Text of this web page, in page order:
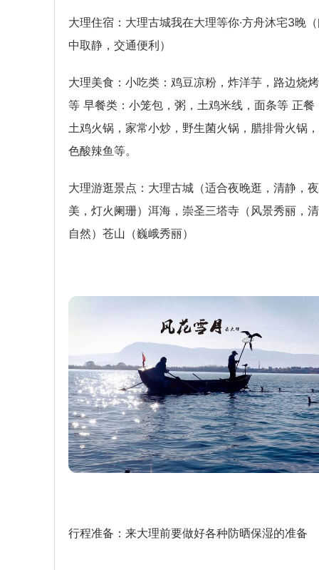
大理住宿：大理古城我在大理等你·方舟沐宅3晚
中取静，交通便利）
大理美食：小吃类：鸡豆凉粉，炸洋芋，路边烧
等 早餐类：小笼包，粥，土鸡米线，面条等 正餐
土鸡火锅，家常小炒，野生菌火锅，腊排骨火锅
色酸辣鱼等。
大理游逛景点：大理古城（适合夜晚逛，清静，
美，灯火阑珊）洱海，崇圣三塔寺（风景秀丽，
自然）苍山（巍峨秀丽）
行程准备：来大理前要做好各种防晒保湿的准备